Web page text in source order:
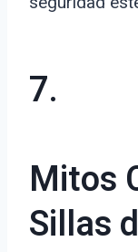
7.
Mitos
Sillas